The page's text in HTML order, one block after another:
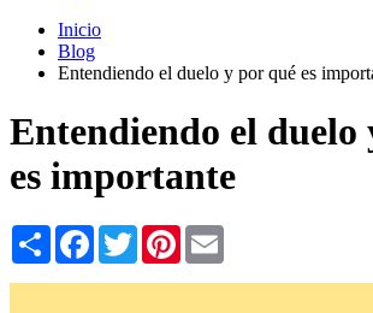
Inicio
Blog
Entendiendo el duelo y por qué es
Entendiendo el duelo
es importante
Share Facebook
TwitterPinterest